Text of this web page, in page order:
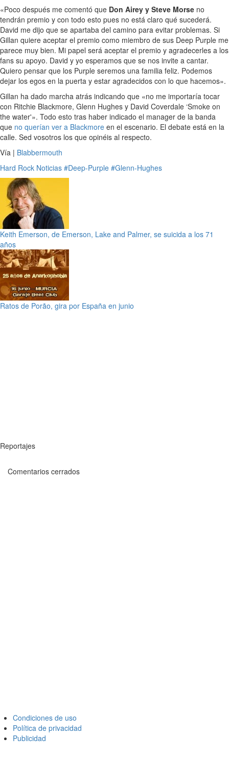
«Poco después me comentó que Don Airey y Steve Morse no
tendrán premio y con todo esto pues no está claro qué sucederá.
David me dijo que se apartaba del camino para evitar problemas. Si
Gillan quiere aceptar el premio como miembro de sus Deep Purple me
parece muy bien. Mi papel será aceptar el premio y agradecerles a los
fans su apoyo. David y yo esperamos que se nos invite a cantar.
Quiero pensar que los Purple seremos una familia feliz. Podemos
dejar los egos en la puerta y estar agradecidos con lo que hacemos».
Gillan ha dado marcha atrás indicando que «no me importaría tocar
con Ritchie Blackmore, Glenn Hughes y David Coverdale ‘Smoke on
the water'». Todo esto tras haber indicado el manager de la banda
que no querían ver a Blackmore en el escenario. El debate está en la
calle. Sed vosotros los que opinéis al respecto.
Vía | Blabbermouth
Hard Rock Noticias #Deep-Purple #Glenn-Hughes
Keith Emerson, de Emerson, Lake and Palmer, se suicida a los 71
años
Ratos de Porão, gira por España en junio
Reportajes
Comentarios cerrados
Condiciones de uso
Política de privacidad
Publicidad